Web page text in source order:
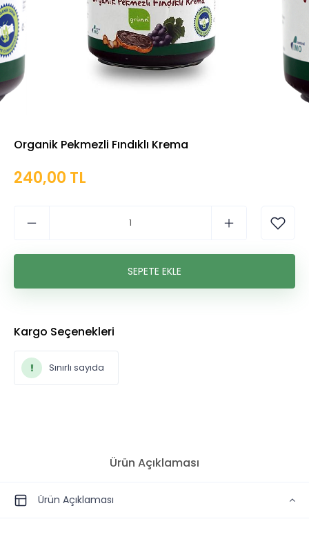
Organik Pekmezli Fındıklı Krema
240,00 TL
Sınırlı sayıda
Ürün Açıklaması
Ürün Açıklaması